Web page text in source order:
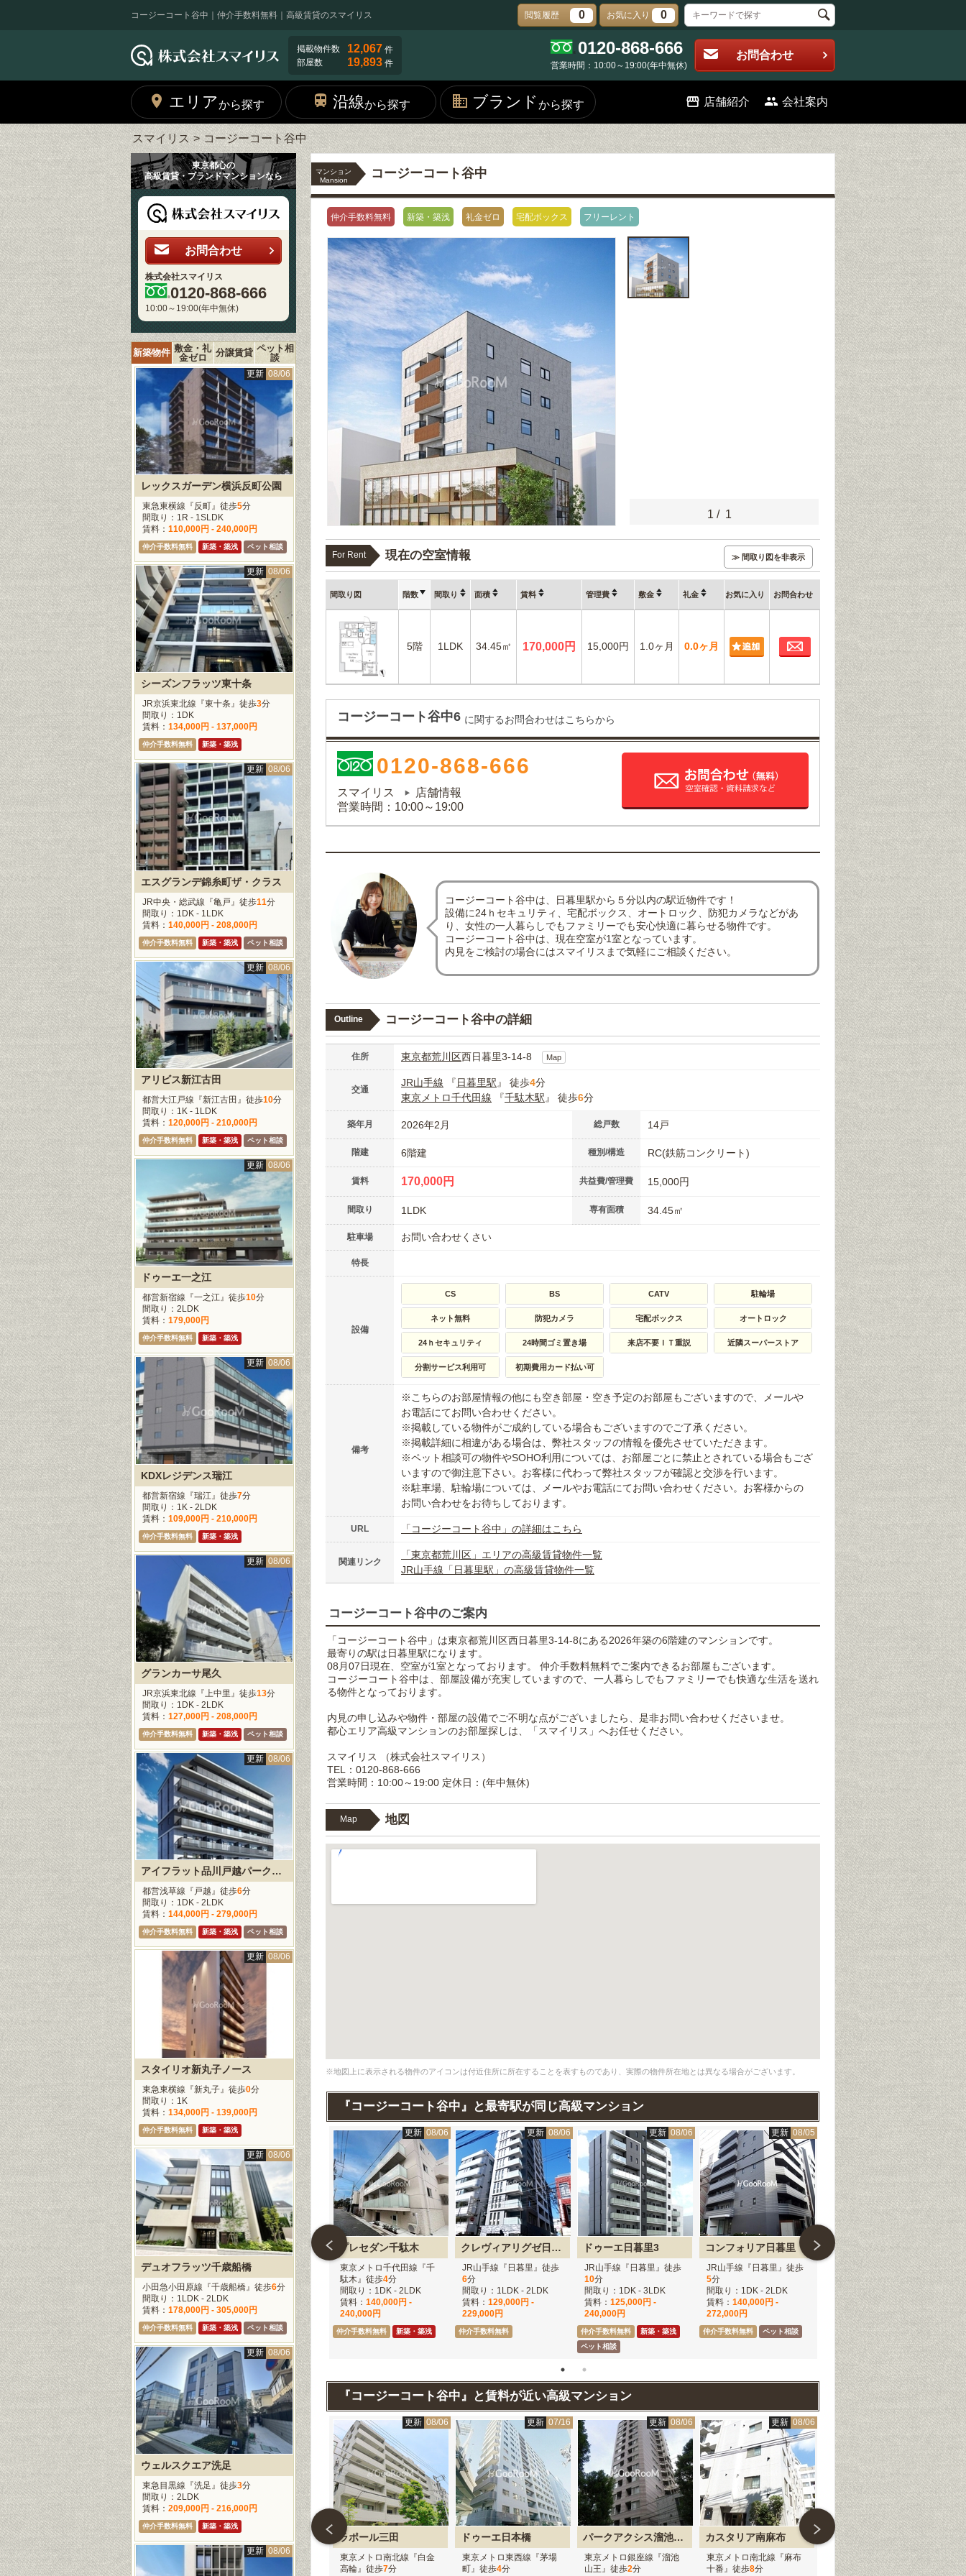
コージーコート谷中｜仲介手数料無料｜高級賃貸のスマイリス 閲覧履歴 0 お気に入り 0
掲載物件数 12,067 件
部屋数
19,893 件
0120-868-666
営業時間：10:00～19:00(年中無休)
お問合わせ
エリアから探す 沿線から探す ブランド から探す 店舗紹介 会社案内
スマイリス コージーコート谷中
マンション
Mansion
コージーコート谷中
仲介手数料無料 新築・築浅 礼金ゼロ 宅配ボックス フリーレント
1 / 1
For Rent 現在の空室情報 ≫ 間取り図を非表示
間取り図 階数 間取り 面積 賃料 管理費 敷金 礼金 お気に入り お問合わせ
5階 1LDK 34.45㎡ 170,000円 15,000円 1.0ヶ月 0.0ヶ月 お問合わせ
コージーコート谷中6 に関するお問合わせはこちらから
0120-868-666
スマイリス
店舗情報
営業時間：10:00～19:00
コージーコート谷中は、日暮里駅から５分以内の駅近物件です！
設備に24ｈセキュリティ、宅配ボックス、オートロック、防犯カメラなどがあ
り、女性の一人暮らしでもファミリーでも安心快適に暮らせる物件です。
コージーコート谷中は、現在空室が1室となっています。
内見をご検討の場合にはスマイリスまで気軽にご相談ください。
Outline コージーコート谷中の詳細
住所 東京都荒川区西日暮里3-14-8 Map
交通
JR山手線 『日暮里駅 』 徒歩4分
東京メトロ千代田線 『千駄木駅 』 徒歩6分
築年月 2026年2月 総戸数 14戸
階建 6階建 種別/構造 RC(鉄筋コンクリート)
賃料 170,000円 共益費/管理費 15,000円
間取り 1LDK 専有面積 34.45㎡
駐車場 お問い合わせくさい
特長
設備
CS BS CATV 駐輪場
ネット無料 防犯カメラ 宅配ボックス オートロック
24ｈセキュリティ 24時間ゴミ置き場 来店不要ＩＴ重説 近隣スーパーストア
分割サービス利用可 初期費用カード払い可
備考
※こちらのお部屋情報の他にも空き部屋・空き予定のお部屋もございますので、メールや
お電話にてお問い合わせください。
※掲載している物件がご成約している場合もございますのでご了承ください。
※掲載詳細に相違がある場合は、弊社スタッフの情報を優先させていただきます。
※ペット相談可の物件やSOHO利用については、お部屋ごとに禁止とされている場合もござ
いますので御注意下さい。お客様に代わって弊社スタッフが確認と交渉を行います。
※駐車場、駐輪場については、メールやお電話にてお問い合わせください。お客様からの
お問い合わせをお待ちしております。
URL 「コージーコート谷中」の詳細はこちら
関連リンク
「東京都荒川区」エリアの高級賃貸物件一覧
JR山手線「日暮里駅」の高級賃貸物件一覧
コージーコート谷中のご案内
「コージーコート谷中」は東京都荒川区西日暮里3-14-8にある2026年築の6階建のマンションです。
最寄りの駅は日暮里駅になります。
08月07日現在、空室が1室となっております。 仲介手数料無料でご案内できるお部屋もございます。
コージーコート谷中は、部屋設備が充実していますので、一人暮らしでもファミリーでも快適な生活を送れ
る物件となっております。
内見の申し込みや物件・部屋の設備でご不明な点がございましたら、是非お問い合わせくださいませ。
都心エリア高級マンションのお部屋探しは、「スマイリス」へお任せください。
スマイリス （株式会社スマイリス）
TEL：0120-868-666
営業時間：10:00～19:00 定休日：(年中無休)
Map 地図
※地図上に表示される物件のアイコンは付近住所に所在することを表すものであり、実際の物件所在地とは異なる場合がございます。
『コージーコート谷中』と最寄駅が同じ高級マンション
更新 08/05
コンフォリア・リヴ根岸二丁目
『鶯谷』徒歩 3
1DK - 2K
106,000円 -
円
無料 ペット相談
更新 08/05
プライムアーバン台東根岸
東京メトロ日比谷線『入
谷』徒歩7 分
間取り：1LDK
賃料：183,000円
仲介手数料無料
更新 08/04
オーベルアーバンツ日暮里
JR山手線『日暮里』徒歩
3分
間取り：2LDK
賃料：
更新 08/06
プレセダン千駄木
東京メトロ千代田線『千
駄木』徒歩4分
間取り：1DK - 2LDK
賃料： 140,000円 -
240,000円
仲介手数料無料 新築・築浅
更新 08/06
クレヴィアリグゼ日暮里
JR山手線『日暮里』徒歩
6分
間取り：1LDK - 2LDK
賃料： 129,000円 -
229,000円
仲介手数料無料
更新 08/06
ドゥーエ日暮里3
JR山手線『日暮里』徒歩
10分
間取り：1DK - 3LDK
賃料： 125,000円 -
240,000円
仲介手数料無料
新築・築浅
ペット相談
更新 08/05
コンフォリア日暮里
JR山手線『日暮里』徒歩
5分
間取り：1DK - 2LDK
賃料： 140,000円 -
272,000円
仲介手数料無料 ペット相談
更新 08/05
グランカーサ千駄木
東京メトロ千代田線『千
駄木』徒歩6 分
間取り：2LDK
賃料：205,000円
仲介手数料無料
新築・築浅
ペット相談
JR
分
間
賃
仲介
『コージーコート谷中』と賃料が近い高級マンション
更新 07/24
ゾン西麻布
ロ千代田線『乃
歩7分
更新 08/06
JR山手線『大塚』徒歩
分
更新 08/06
パークアクシス東陽町
東京メトロ東西線『東陽
町』徒歩
更新 08/06
ラポール三田
東京メトロ南北線『白金
高輪』徒歩7分
更新 07/16
ドゥーエ日本橋
東京メトロ東西線『茅場
町』徒歩4分
更新 08/06
パークアクシス溜池山王
東京メトロ銀座線『溜池
山王』徒歩2分
更新 08/06
カスタリア南麻布
東京メトロ南北線『麻布
十番』徒歩8分
更新 08/05
東雲キャナルコートCODAN
東京メトロ有楽町線『辰
巳』徒歩9分
リ
東
木
東京都心の
高級賃貸・ブランドマンションなら
お問合わせ
株式会社スマイリス
0120-868-666
10:00～19:00(年中無休)
新築物件 敷金・礼
金ゼロ
分譲賃貸 ペット相
談
更新 08/06
レックスガーデン横浜反町公園
東急東横線『反町』徒歩5分
間取り：1R - 1SLDK
賃料： 110,000円 - 240,000円
仲介手数料無料 新築・築浅 ペット相談
更新 08/06
シーズンフラッツ東十条
JR京浜東北線『東十条』徒歩3分
間取り：1DK
賃料： 134,000円 - 137,000円
仲介手数料無料 新築・築浅
更新 08/06
エスグランデ錦糸町ザ・クラス
JR中央・総武線『亀戸』徒歩11分
間取り：1DK - 1LDK
賃料： 140,000円 - 208,000円
仲介手数料無料 新築・築浅 ペット相談
更新 08/06
アリビス新江古田
都営大江戸線『新江古田』徒歩10分
間取り：1K - 1LDK
賃料： 120,000円 - 210,000円
仲介手数料無料 新築・築浅 ペット相談
更新 08/06
ドゥーエ一之江
都営新宿線『一之江』徒歩10分
間取り：2LDK
賃料： 179,000円
仲介手数料無料 新築・築浅
更新 08/06
KDXレジデンス瑞江
都営新宿線『瑞江』徒歩7分
間取り：1K - 2LDK
賃料： 109,000円 - 210,000円
仲介手数料無料 新築・築浅
更新 08/06
グランカーサ尾久
JR京浜東北線『上中里』徒歩13分
間取り：1DK - 2LDK
賃料： 127,000円 - 208,000円
仲介手数料無料 新築・築浅 ペット相談
更新 08/06
アイフラット品川戸越パークサイド
都営浅草線『戸越』徒歩6分
間取り：1DK - 2LDK
賃料： 144,000円 - 279,000円
仲介手数料無料 新築・築浅 ペット相談
更新 08/06
スタイリオ新丸子ノース
東急東横線『新丸子』徒歩0分
間取り：1K
賃料： 134,000円 - 139,000円
仲介手数料無料 新築・築浅
更新 08/06
デュオフラッツ千歳船橋
小田急小田原線『千歳船橋』徒歩6分
間取り：1LDK - 2LDK
賃料： 178,000円 - 305,000円
仲介手数料無料 新築・築浅 ペット相談
更新 08/06
ウェルスクエア洗足
東急目黒線『洗足』徒歩3分
間取り：2LDK
賃料： 209,000円 - 216,000円
仲介手数料無料 新築・築浅
更新 08/06